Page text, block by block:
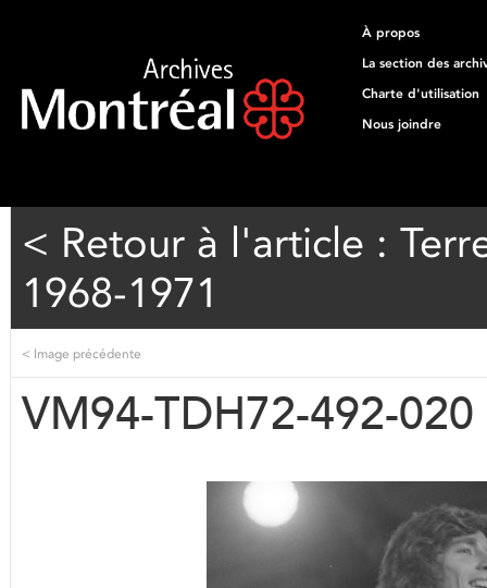
À propos
La section des
Charte d'utilisation
Nous joindre
< Retour à l'article :
1968-1971
< Image précédente
VM94-TDH72-492-020